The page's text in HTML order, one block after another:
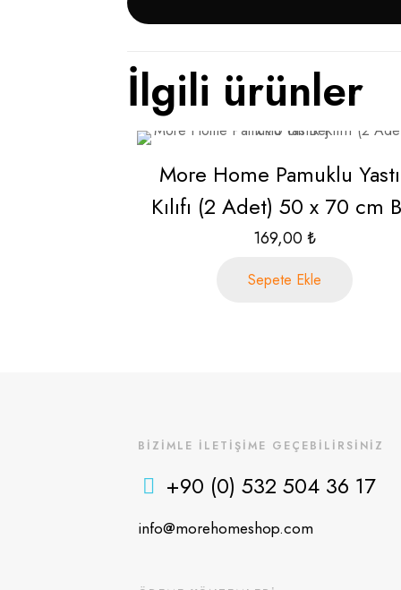
İlgili ürünler
More Home Pamuklu
Kılıfı (2 Adet) 50 x 70 cm
169,00₺
Sepete Ekle
BİZİMLE İLETİŞİME GEÇEBİLİRSİNİZ
+90 (0) 532 504 36 17
info@morehomeshop.com